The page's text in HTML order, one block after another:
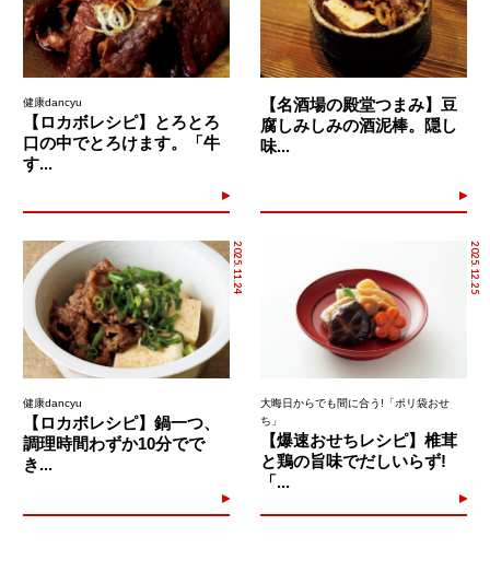
健康dancyu
【ロカボレシピ】とろとろ
口の中でとろけます。「牛
す...
【名酒場の殿堂つまみ】豆
腐しみしみの酒泥棒。隠し
味...
2025.11.24
健康dancyu
【ロカボレシピ】鍋一つ、
調理時間わずか10分でで
き...
2025.12.25
大晦日からでも間に合う!「ポリ袋おせ
ち」
【爆速おせちレシピ】椎茸
と鶏の旨味でだしいらず!
「...